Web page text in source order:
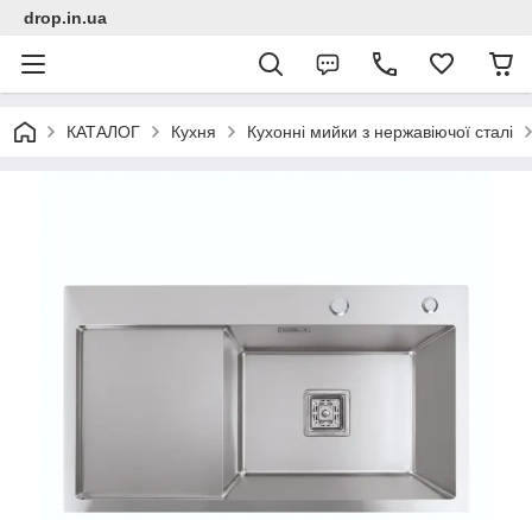
drop.in.ua
КАТАЛОГ Кухня Кухонні мийки з нержавіючої сталі